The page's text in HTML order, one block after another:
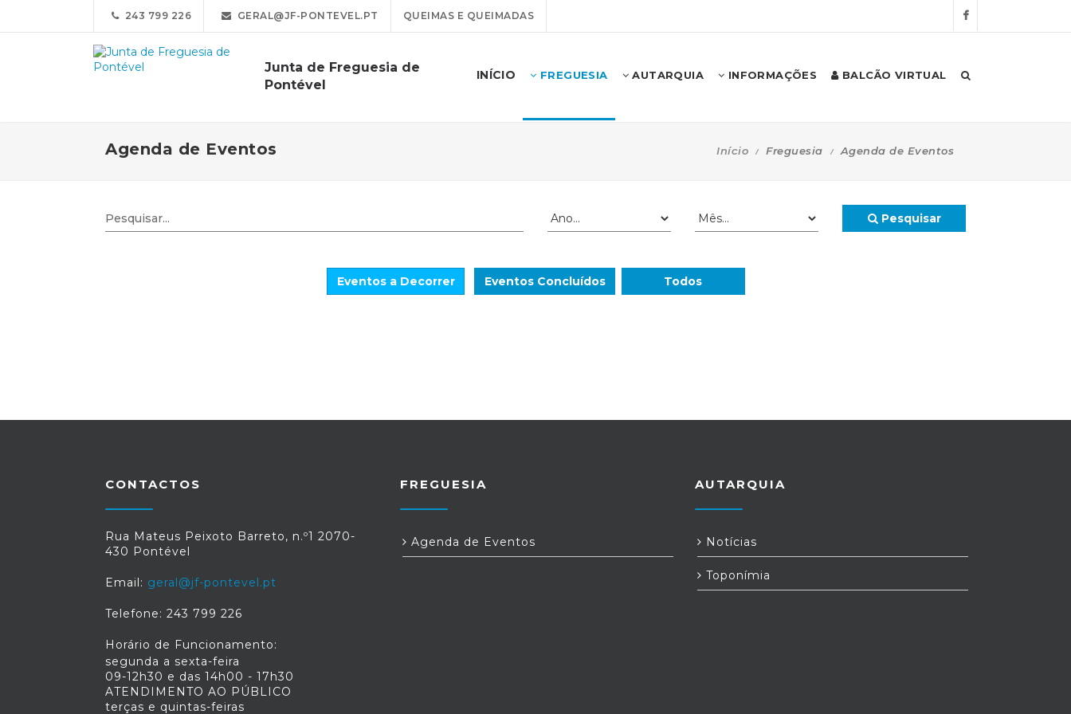
243 799 226 GERAL@JF-PONTEVEL.PT QUEIMAS E QUEIMADAS
Junta de Freguesia de
Pontével
INÍCIO FREGUESIA AUTARQUIA INFORMAÇÕES BALCÃO VIRTUAL
Agenda de Eventos Início Freguesia Agenda de Eventos
Pesquisar
Eventos a Decorrer Eventos Concluídos Todos
CONTACTOS
Rua Mateus Peixoto Barreto, n.º1 2070-
430 Pontével
Email: geral@jf-pontevel.pt
Telefone: 243 799 226
Horário de Funcionamento:
segunda a sexta-feira
09-12h30 e das 14h00 - 17h30
ATENDIMENTO AO PÚBLICO
terças e quintas-feiras
FREGUESIA
Agenda de Eventos
AUTARQUIA
Notícias
Toponímia